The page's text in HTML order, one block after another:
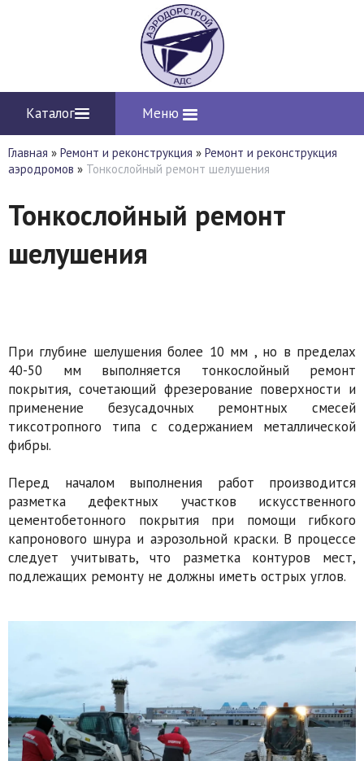
Каталог Меню
Главная » Ремонт и реконструкция » Ремонт и реконструкция
аэродромов » Тонкослойный ремонт шелушения
Тонкослойный ремонт
шелушения
При глубине шелушения более 10 мм , но в пределах
40-50 мм выполняется тонкослойный ремонт
покрытия, сочетающий фрезерование поверхности и
применение безусадочных ремонтных смесей
тиксотропного типа с содержанием металлической
фибры.
Перед началом выполнения работ производится
разметка дефектных участков искусственного
цементобетонного покрытия при помощи гибкого
капронового шнура и аэрозольной краски. В процессе
следует учитывать, что разметка контуров мест,
подлежащих ремонту не должны иметь острых углов.